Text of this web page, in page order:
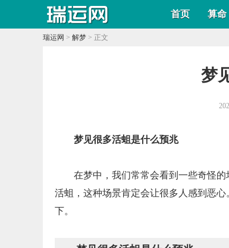
首页 算命
瑞运网 > 解梦 > 正文
梦
梦见很多活蛆是什么预兆
在梦中，我们常常会看到一些奇怪
活蛆，这种场景肯定会让很多人感到恶
下。